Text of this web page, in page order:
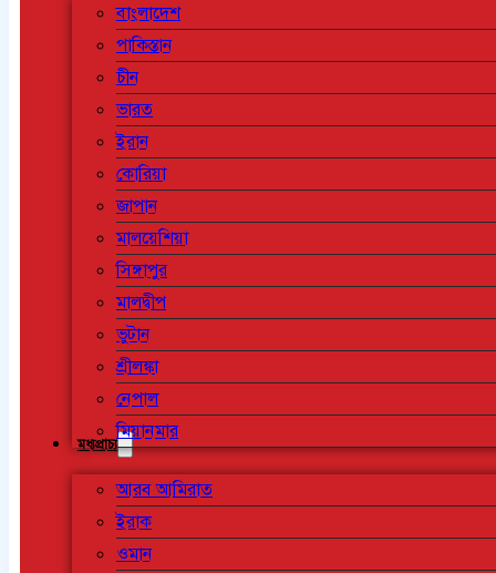
বাংলাদেশ
পাকিস্তান
চীন
ভারত
ইরান
কোরিয়া
জাপান
মালয়েশিয়া
সিঙ্গাপুর
মালদ্বীপ
ভুটান
শ্রীলঙ্কা
নেপাল
মিয়ানমার
মধ্যপ্রাচ্য
আরব আমিরাত
ইরাক
ওমান